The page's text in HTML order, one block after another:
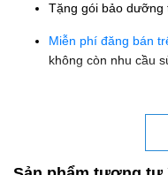
Tặng gói bảo dưỡng
Miễn phí đăng bán
không còn nhu cầu